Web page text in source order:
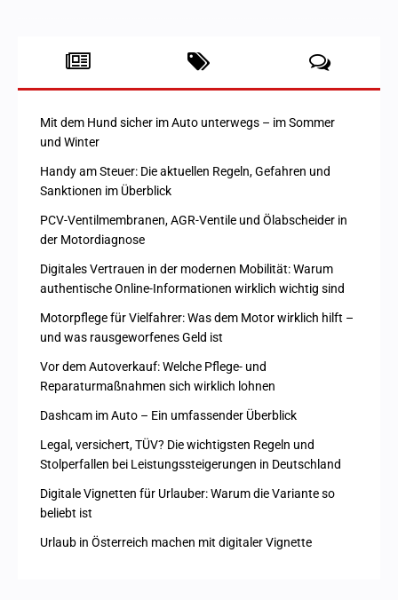
Mit dem Hund sicher im Auto unterwegs – im Sommer
und Winter
Handy am Steuer: Die aktuellen Regeln, Gefahren und
Sanktionen im Überblick
PCV-Ventilmembranen, AGR-Ventile und Ölabscheider in
der Motordiagnose
Digitales Vertrauen in der modernen Mobilität: Warum
authentische Online-Informationen wirklich wichtig sind
Motorpflege für Vielfahrer: Was dem Motor wirklich hilft –
und was rausgeworfenes Geld ist
Vor dem Autoverkauf: Welche Pflege- und
Reparaturmaßnahmen sich wirklich lohnen
Dashcam im Auto – Ein umfassender Überblick
Legal, versichert, TÜV? Die wichtigsten Regeln und
Stolperfallen bei Leistungssteigerungen in Deutschland
Digitale Vignetten für Urlauber: Warum die Variante so
beliebt ist
Urlaub in Österreich machen mit digitaler Vignette